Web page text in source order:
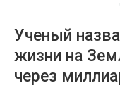
Ученый
жизни на
через